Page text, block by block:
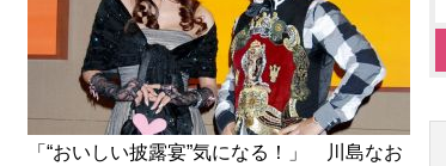
「“おいしい披露宴”気になる！」 川島なお